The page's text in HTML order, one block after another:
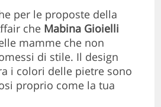
per le proposte della
che Mabina Gioielli
mamme che non
di stile. Il design
i colori delle pietre sono
proprio come la tua